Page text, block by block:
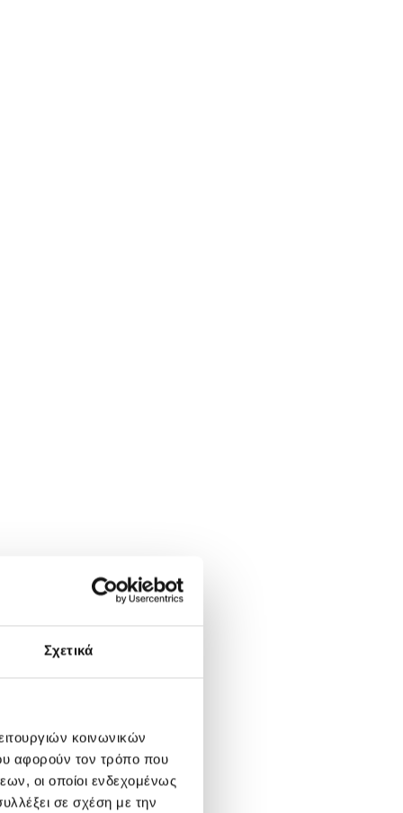
Σχετικά
κοινωνικών
αφορούν τον τρόπο που
οι οποίοι ενδεχομένως
σε σχέση με την